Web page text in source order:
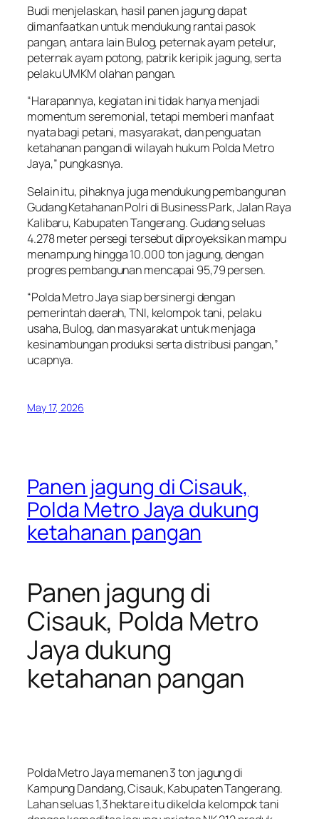
Budi menjelaskan, hasil panen jagung dapat
dimanfaatkan untuk mendukung rantai pasok
pangan, antara lain Bulog, peternak ayam petelur,
peternak ayam potong, pabrik keripik jagung, serta
pelaku UMKM olahan pangan.
“Harapannya, kegiatan ini tidak hanya menjadi
momentum seremonial, tetapi memberi manfaat
nyata bagi petani, masyarakat, dan penguatan
ketahanan pangan di wilayah hukum Polda Metro
Jaya,” pungkasnya.
Selain itu, pihaknya juga mendukung pembangunan
Gudang Ketahanan Polri di Business Park, Jalan Raya
Kalibaru, Kabupaten Tangerang. Gudang seluas
4.278 meter persegi tersebut diproyeksikan mampu
menampung hingga 10.000 ton jagung, dengan
progres pembangunan mencapai 95,79 persen.
“Polda Metro Jaya siap bersinergi dengan
pemerintah daerah, TNI, kelompok tani, pelaku
usaha, Bulog, dan masyarakat untuk menjaga
kesinambungan produksi serta distribusi pangan,”
ucapnya.
May 17, 2026
Panen jagung di Cisauk,
Polda Metro Jaya dukung
ketahanan pangan
Panen jagung di
Cisauk, Polda Metro
Jaya dukung
ketahanan pangan
Polda Metro Jaya memanen 3 ton jagung di
Kampung Dandang, Cisauk, Kabupaten Tangerang.
Lahan seluas 1,3 hektare itu dikelola kelompok tani